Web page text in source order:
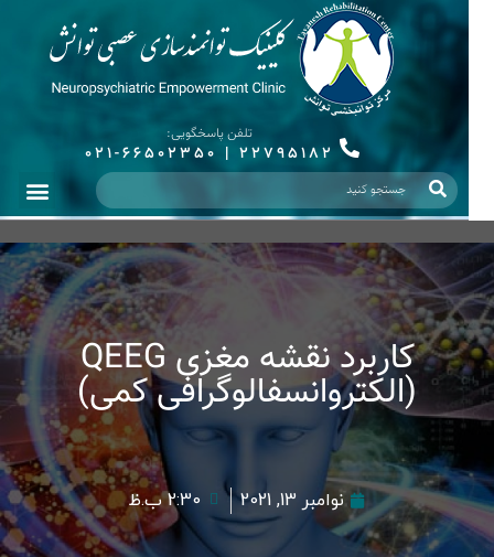
تلفن پاسخگویی:
22795182
|
021-66502350
کاربرد نقشه مغزی QEEG
(الکتروانسفالوگرافی کمی)
نوامبر 13, 2021 2:30 ب.ظ